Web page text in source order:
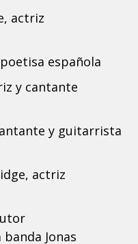
actriz
española
y cantante
y guitarrista
actriz
Jonas